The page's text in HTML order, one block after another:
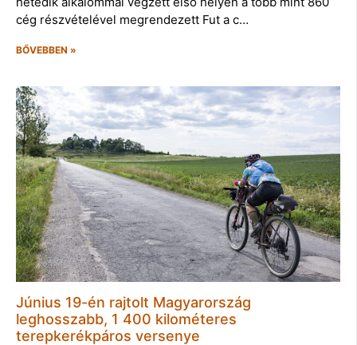
cég részvételével megrendezett Fut a c…
BŐVEBBEN »
Június 19-én rajtolt Magyarország
leghosszabb, 1 400 kilométeres
terepkerékpáros versenye